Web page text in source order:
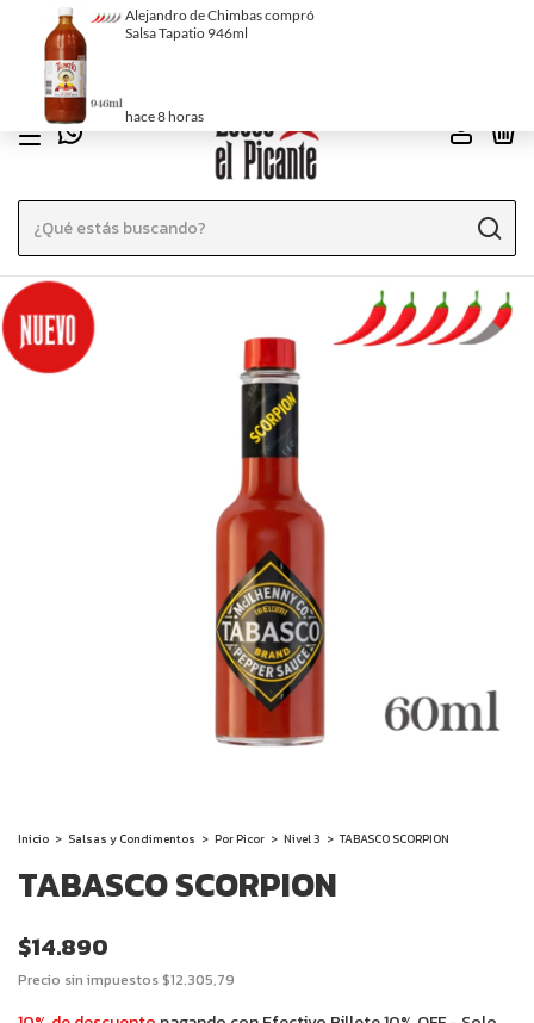
ENVÍO GRATIS EN CABA SUPERANDO LOS 60.000 CON TRANSFERENCIA
O EFECTIVO
Inicio > Salsas y Condimentos > Por Picor > Nivel 3 > TABASCO SCORPION
TABASCO SCORPION
$14.890
Precio sin impuestos$12.305,79